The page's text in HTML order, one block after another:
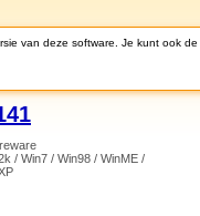
van deze software. Je kunt ook de
/ Win7 / Win98 / WinME /